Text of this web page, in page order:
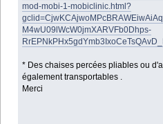
mod-mobi-1-mobiclinic.html?
M4wU09lWcW0jmXARVFb0Dhps-
* Des chaises percées pliables ou
également transportables .
Merci